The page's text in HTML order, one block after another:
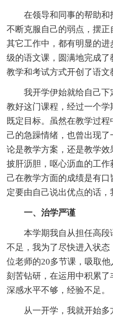
在领导和同事的帮助和
不断克服自己的弱点，摆
其它工作中，都有明显的
级的语文课，圆满地完成
教学和考试方式开创了语文
我开学伊始就给自己
教好这门课程，经过一个
既定目标。虽然在教学过
己的急躁情绪，也曾出现
论是教学方案，还是教学效
披肝沥胆，呕心沥血的工
己在教学方面的成绩是有
定要由自己说出优点的话，
一、治学严谨
本学期我自从担任高
不足，我为了尽快进入状
位老师的20多节课，吸取
刻苦钻研，在运用中积累
深感水平不够，经验不足。
从一开学，我就开始